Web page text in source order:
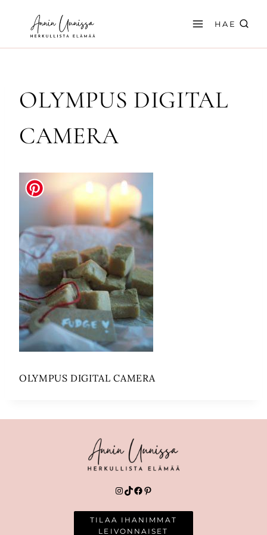
sisältöön
HAE
OLYMPUS DIGITAL
CAMERA
OLYMPUS DIGITAL CAMERA
Instagram
TikTok
Facebook
Pinterest
TILAA IHANIMMAT
LEIVONNAISET